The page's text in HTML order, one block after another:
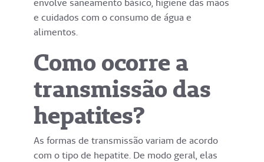
envolve saneamento básico, higiene das mãos
e cuidados com o consumo de água e
alimentos.
Como ocorre a
transmissão das
hepatites?
As formas de transmissão variam de acordo
com o tipo de hepatite. De modo geral, elas